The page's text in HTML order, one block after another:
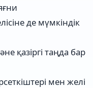
де мүмкіндік
қазіргі таңда бар
мен желі